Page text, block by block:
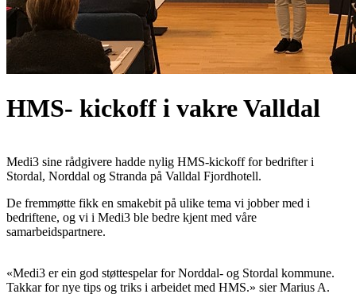
HMS- kickoff i vakre Valldal
Medi3 sine rådgivere hadde nylig HMS-kickoff for bedrifter i
Stordal, Norddal og Stranda på Valldal Fjordhotell.
De fremmøtte fikk en smakebit på ulike tema vi jobber med i
bedriftene, og vi i Medi3 ble bedre kjent med våre
samarbeidspartnere.
«Medi3 er ein god støttespelar for Norddal- og Stordal kommune.
Takkar for nye tips og triks i arbeidet med HMS.» sier Marius A.